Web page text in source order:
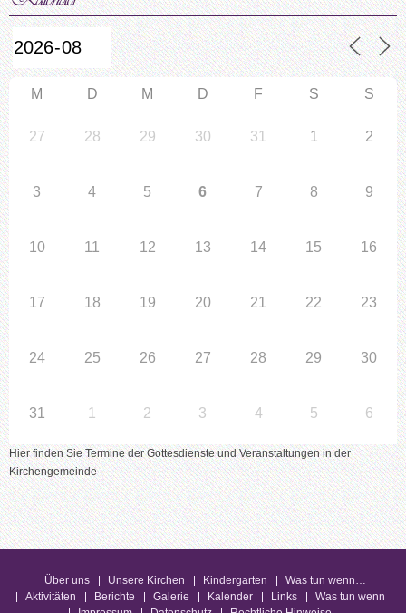
M D M D F S S
27 28 29 30 31 1 2
3 4 5 6 7 8 9
10 11 12 13 14 15 16
17 18 19 20 21 22 23
24 25 26 27 28 29 30
31 1 2 3 4 5 6
Hier finden Sie Termine der Gottesdienste und Veranstaltungen in der
Kirchengemeinde
Über uns Unsere Kirchen Kindergarten
Was tun wenn…
Aktivitäten
Berichte Galerie Kalender Links
Was tun wenn